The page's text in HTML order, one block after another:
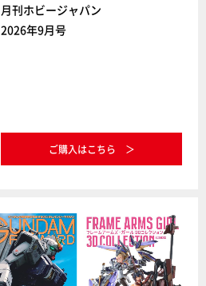
月刊ホビージャパン
2026年9月号
ご購入はこちら